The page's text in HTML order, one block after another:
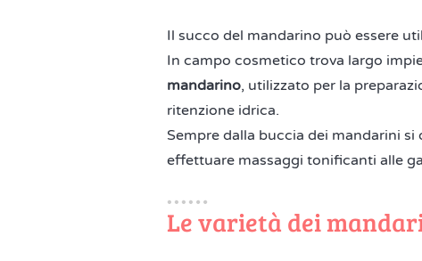
Il succo del mandarino può essere
In campo cosmetico trova largo
mandarino, utilizzato per la
ritenzione idrica.
Sempre dalla buccia dei mandarini
effettuare massaggi tonificanti alle
Le varietà dei